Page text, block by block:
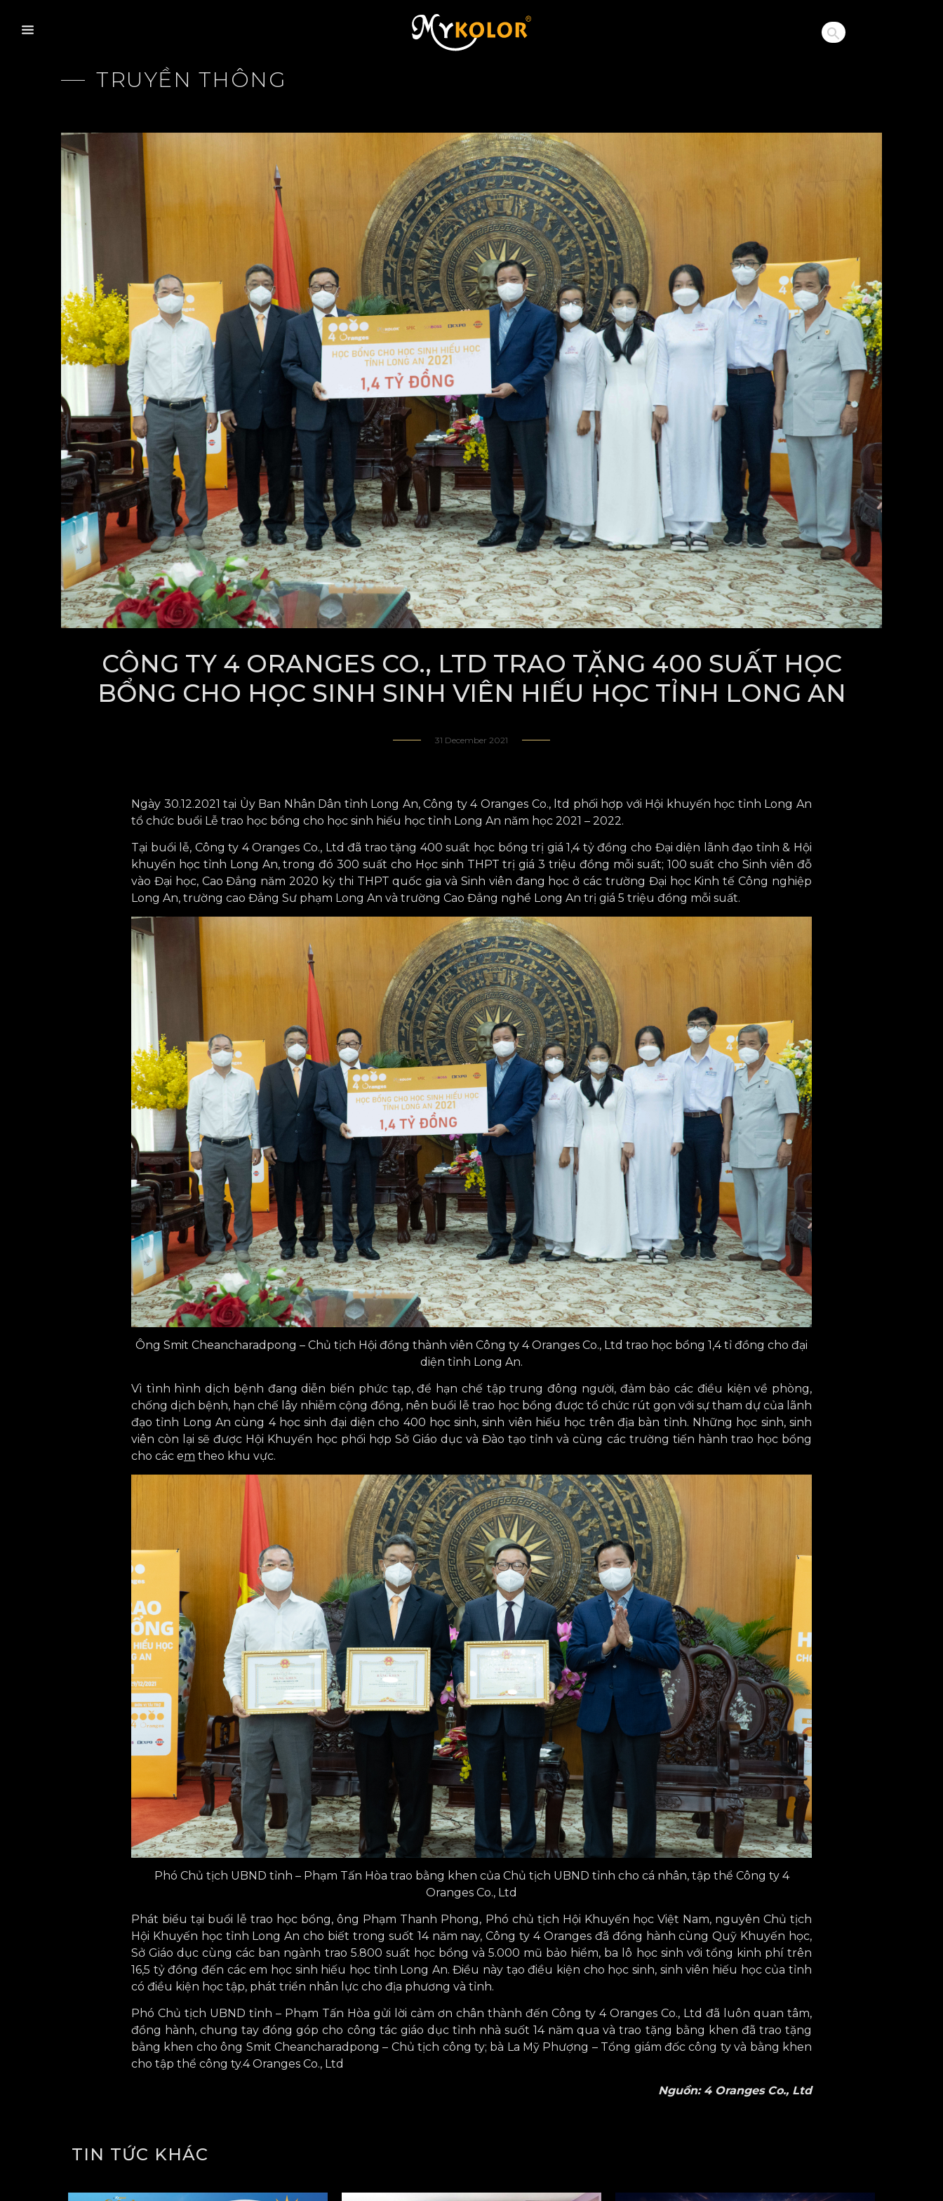
MYKOLOR
TRUYỀN THÔNG
CÔNG TY 4 ORANGES CO., LTD TRAO TẶNG 400 SUẤT HỌC
BỔNG CHO HỌC SINH SINH VIÊN HIẾU HỌC TỈNH LONG AN
31 December 2021
Ngày 30.12.2021 tại Ủy Ban Nhân Dân tỉnh Long An, Công ty 4 Oranges Co., ltd ​phối hợp với Hội khuyến học tỉnh Long An
tổ chức buổi Lễ trao học bổng cho học sinh hiếu học tỉnh Long An năm học 2021 – 2022.
Tại buổi lễ, Công ty 4 Oranges Co., Ltd đã trao tặng 400 suất học bổng trị giá 1,4 tỷ đồng cho Đại diện lãnh đạo tỉnh & Hội
khuyến học tỉnh Long An, trong đó 300 suất cho Học sinh THPT trị giá 3 triệu đồng mỗi suất; 100 suất cho Sinh viên đỗ
vào Đại học, Cao Đẳng năm 2020 kỳ thi THPT quốc gia và Sinh viên đang học ở các trường Đại học Kinh tế Công nghiệp
Long An, trường cao Đẳng Sư phạm Long An và trường Cao Đẳng nghề Long An trị giá 5 triệu đồng mỗi suất.
Ông Smit Cheancharadpong – Chủ tịch Hội đồng thành viên Công ty 4 Oranges Co., Ltd trao học bổng 1,4 tỉ đồng cho đại
diện tỉnh Long An.
Vì tình hình dịch bệnh đang diễn biến phức tạp, để hạn chế tập trung đông người, đảm bảo các điều kiện về phòng,
chống dịch bệnh, hạn chế lây nhiễm cộng đồng, nên buổi lễ trao học bổng được tổ chức rút gọn với sự tham dự của lãnh
đạo tỉnh Long An cùng 4 học sinh đại diện cho 400 học sinh, sinh viên hiếu học trên địa bàn tỉnh. Những học sinh, sinh
viên còn lại sẽ được Hội Khuyến học phối hợp Sở Giáo dục và Đào tạo tỉnh và cùng các trường tiến hành trao học bổng
cho các em theo khu vực.
Phó Chủ tịch UBND tỉnh – Phạm Tấn Hòa trao bằng khen của Chủ tịch UBND tỉnh cho cá nhân, tập thể Công ty 4
Oranges Co., Ltd
Phát biểu tại buổi lễ trao học bổng, ông Phạm Thanh Phong, Phó chủ tịch Hội Khuyến học Việt Nam, nguyên Chủ tịch
Hội Khuyến học tỉnh Long An cho biết trong suốt 14 năm nay, Công ty 4 Oranges đã đồng hành cùng Quỹ Khuyến học,
Sở Giáo dục cùng các ban ngành trao 5.800 suất học bổng và 5.000 mũ bảo hiểm, ba lô học sinh với tổng kinh phí trên
16,5 tỷ đồng đến các em học sinh hiếu học tỉnh Long An. Điều này tạo điều kiện cho học sinh, sinh viên hiếu học của tỉnh
có điều kiện học tập, phát triển nhân lực cho địa phương và tỉnh.
Phó Chủ tịch UBND tỉnh – Phạm Tấn Hòa gửi lời cảm ơn chân thành đến Công ty 4 Oranges Co., Ltd đã luôn quan tâm,
đồng hành, chung tay đóng góp cho công tác giáo dục tỉnh nhà suốt 14 năm qua và trao tặng bằng khen đã trao tặng
bằng khen cho ông Smit Cheancharadpong – Chủ tịch công ty; bà La Mỹ Phượng – Tổng giám đốc công ty và bằng khen
cho tập thể công ty.4 Oranges Co., Ltd
Nguồn: 4 Oranges Co., Ltd
TIN TỨC KHÁC